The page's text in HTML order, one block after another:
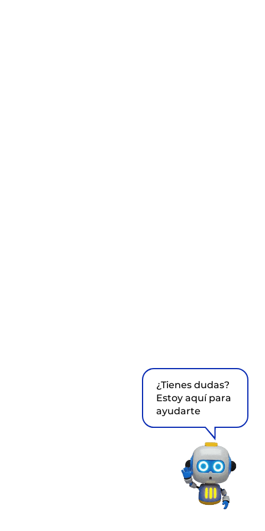
¿Tienes dudas?
Estoy aquí para
ayudarte